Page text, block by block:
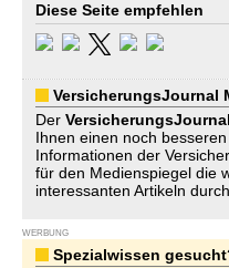
Diese Seite empfehlen
VersicherungsJournal
Der VersicherungsJournal
Ihnen einen noch
Informationen der
für den Medienspiegel die
interessanten Artikeln
WERBUNG
Spezialwissen